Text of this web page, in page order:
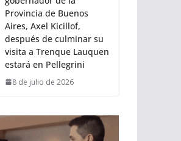
Provincia de Buenos
Aires, Axel Kicillof,
después de culminar su
visita a Trenque Lauquen
estará en Pellegrini
8 de julio de 2026